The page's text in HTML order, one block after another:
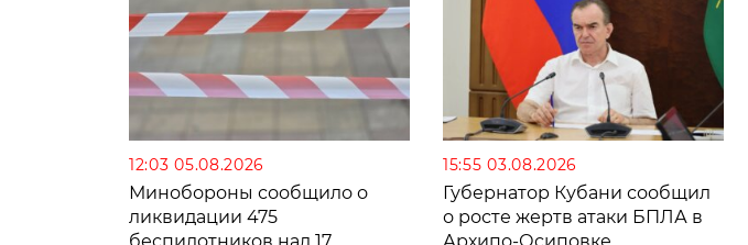
12:03 05.08.2026
Минобороны сообщило о
ликвидации 475
беспилотников над 17
15:55 03.08.2026
Губернатор Кубани сообщил
о росте жертв атаки БПЛА в
Архипо-Осиповке